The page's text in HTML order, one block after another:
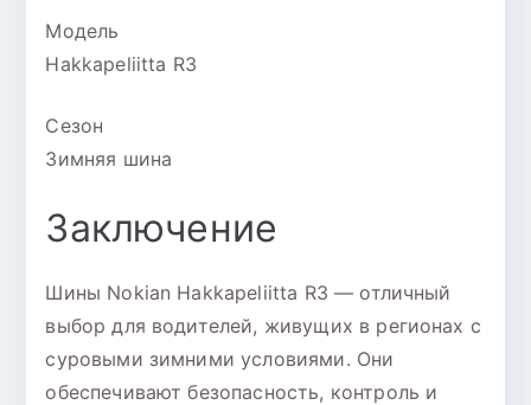
Модель
Hakkapeliitta R3
Сезон
Зимняя шина
Заключение
Шины Nokian Hakkapeliitta R3 — отличный
выбор для водителей, живущих в регионах с
суровыми зимними условиями. Они
обеспечивают безопасность, контроль и